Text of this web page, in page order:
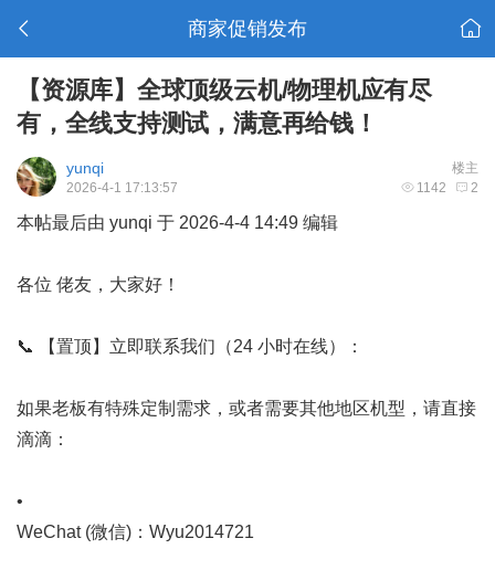
商家促销发布
【资源库】全球顶级云机/物理机应有尽
有，全线支持测试，满意再给钱！
楼主
yunqi
1142 2
2026-4-1 17:13:57
本帖最后由 yunqi 于 2026-4-4 14:49 编辑
各位 佬友，大家好！
📞 【置顶】立即联系我们（24 小时在线）：
如果老板有特殊定制需求，或者需要其他地区机型，请直接
滴滴：
•
WeChat (微信)：Wyu2014721